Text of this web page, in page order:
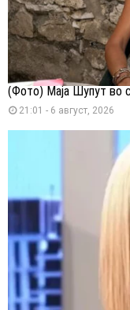
(Фото) Маја Шупут во
21:01 - 6 август, 2026